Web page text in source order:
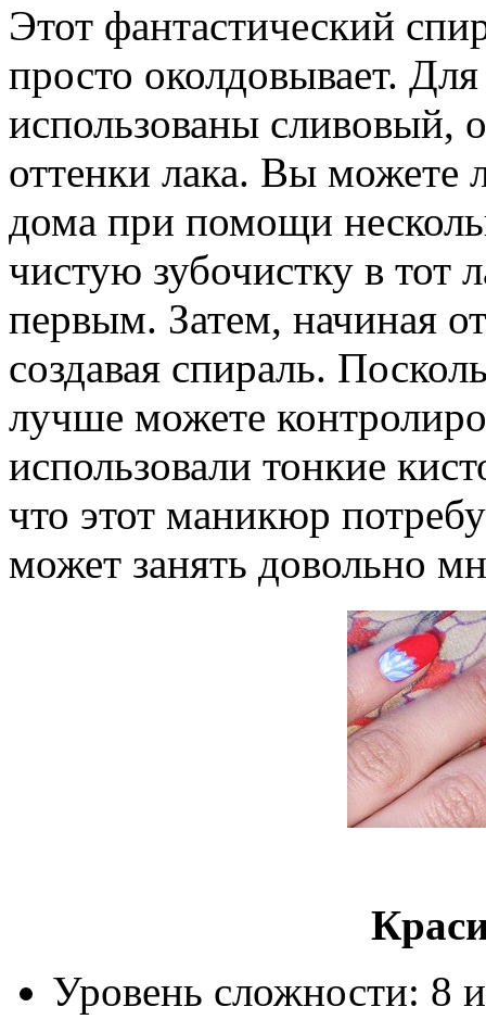
Этот фантастический
просто околдовывает.
использованы сливовый,
оттенки лака. Вы можете
дома при помощи
чистую зубочистку в тот
первым. Затем, начиная
создавая спираль.
лучше можете
использовали тонкие
что этот маникюр
может занять довольно
Уровень сложности: 8